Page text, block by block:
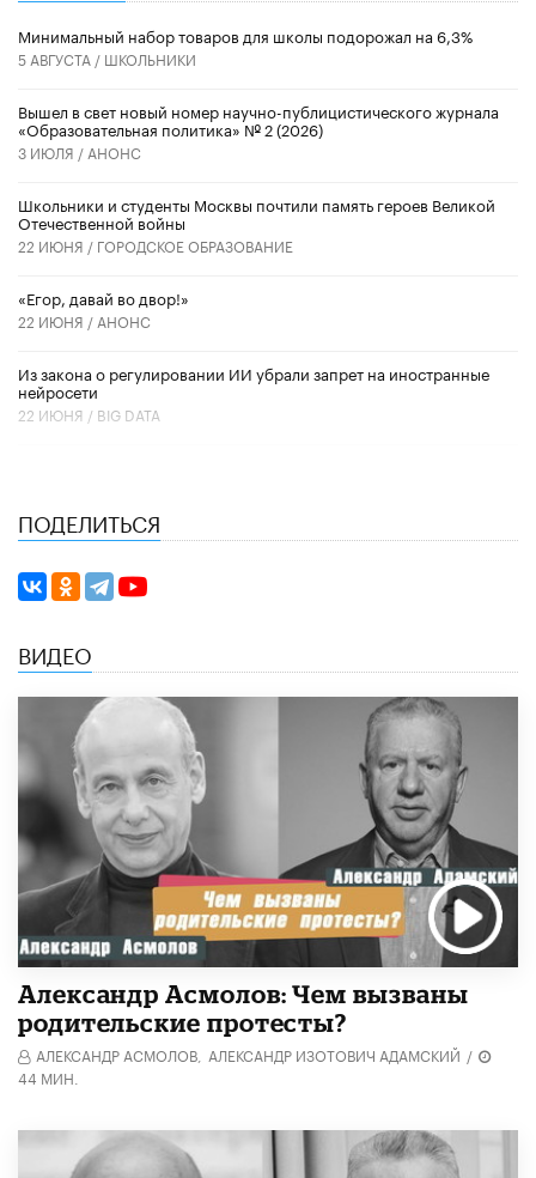
Минимальный набор товаров для школы подорожал на 6,3%
5 АВГУСТА / ШКОЛЬНИКИ
Вышел в свет новый номер научно-публицистического журнала
«Образовательная политика» № 2 (2026)
3 ИЮЛЯ / АНОНС
Школьники и студенты Москвы почтили память героев Великой
Отечественной войны
22 ИЮНЯ / ГОРОДСКОЕ ОБРАЗОВАНИЕ
«Егор, давай во двор!»
22 ИЮНЯ / АНОНС
Из закона о регулировании ИИ убрали запрет на иностранные
нейросети
22 ИЮНЯ / BIG DATA
ПОДЕЛИТЬСЯ
ВИДЕО
Александр Асмолов: Чем вызваны
родительские протесты?
АЛЕКСАНДР АСМОЛОВ, АЛЕКСАНДР ИЗОТОВИЧ АДАМСКИЙ /
44 МИН.